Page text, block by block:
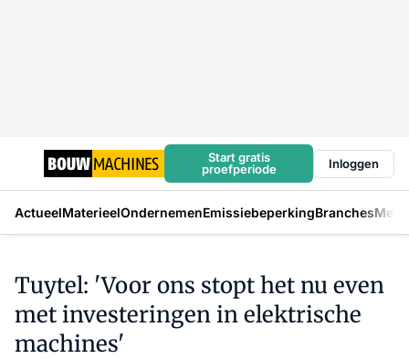
Start gratis
proefperiode
Inloggen
ActueelMaterieelOndernemenEmissiebeperkingBranches
Tuytel: 'Voor ons stopt het nu even
met investeringen in elektrische
machines'